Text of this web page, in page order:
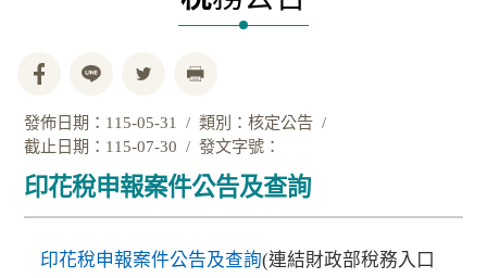
發佈日期：115-05-31
類別：核定公告
截止日期：115-07-30
發文字號：
印花稅申報案件公告及查詢
印花稅申報案件公告及查詢(連結財政部稅務入口